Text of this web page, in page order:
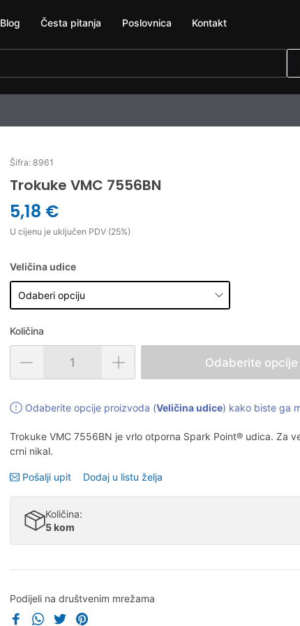
Blog Česta pitanja Poslovnica Kontakt
Šifra: 8961
Trokuke VMC 7556BN
5,18 €
U cijenu je uključen PDV (25%)
Veličina udice
Količina
Odaberite opcije
Odaberite opcije proizvoda (Veličina udice) kako biste ga
Trokuke VMC 7556BN je vrlo otporna Spark Point® udica. Za
crni nikal.
Pošalji upit Dodaj u listu želja
Količina:
5 kom
Podijeli na društvenim mrežama